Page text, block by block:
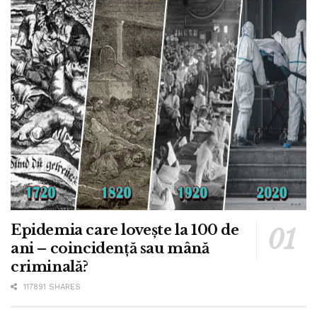
Epidemia care lovește la 100 de
ani – coincidență sau mână
criminală?
117891 SHARES